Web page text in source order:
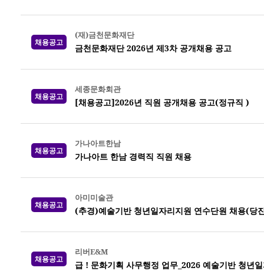
채용공고
(재)금천문화재단
금천문화재단 2026년 제3차 공개채용 공고
채용공고
세종문화회관
[채용공고]2026년 직원 공개채용 공고(정규직 )
채용공고
가나아트한남
가나아트 한남 경력직 직원 채용
채용공고
아미미술관
(추경)예술기반 청년일자리지원 연수단원 채용(당
채용공고
리버E&M
급 ! 문화기획 사무행정 업무_2026 예술기반 청년